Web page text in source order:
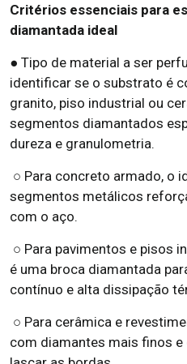
Critérios essenciais para
diamantada ideal
● Tipo de material a ser
identificar se o substrato é
granito, piso industrial ou
segmentos diamantados
dureza e granulometria.
○ Para concreto armado, o
segmentos metálicos
com o aço.
○ Para pavimentos e pisos
é uma broca diamantada
contínuo e alta dissipação
○ Para cerâmica e
com diamantes mais finos e